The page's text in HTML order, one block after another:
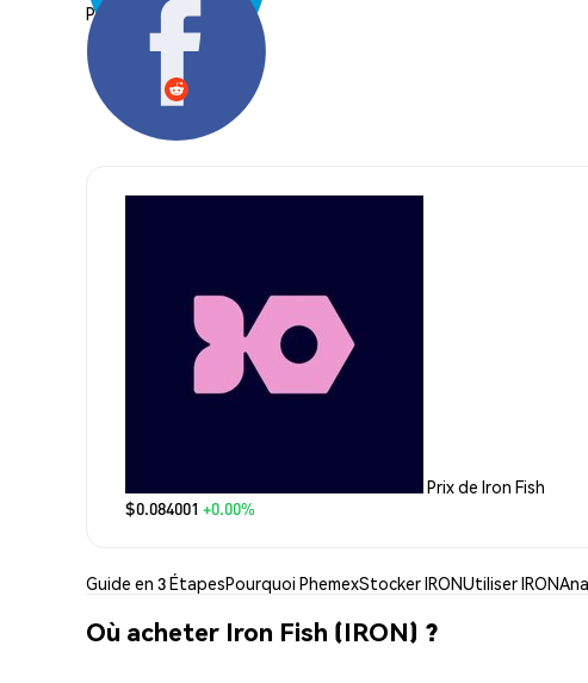
Partager:
Prix de Iron Fish
$0.084001 +0.00%
Guide en 3 ÉtapesPourquoi PhemexStocker IRONUtiliser IRON
Où acheter Iron Fish (IRON) ?